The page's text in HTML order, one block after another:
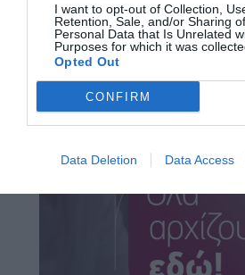
I want to opt-out of Collection,
Retention, Sale, and/or Sharing
Personal Data that Is Unrelated
Purposes for which it was
Opted Out
CONFIRM
Data Deletion Data Access